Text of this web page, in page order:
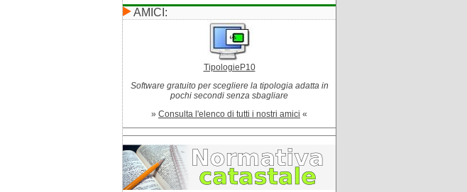
AMICI:
TipologieP10
Software gratuito per scegliere la tipologia adatta in
pochi secondi senza sbagliare
» Consulta l'elenco di tutti i nostri amici «